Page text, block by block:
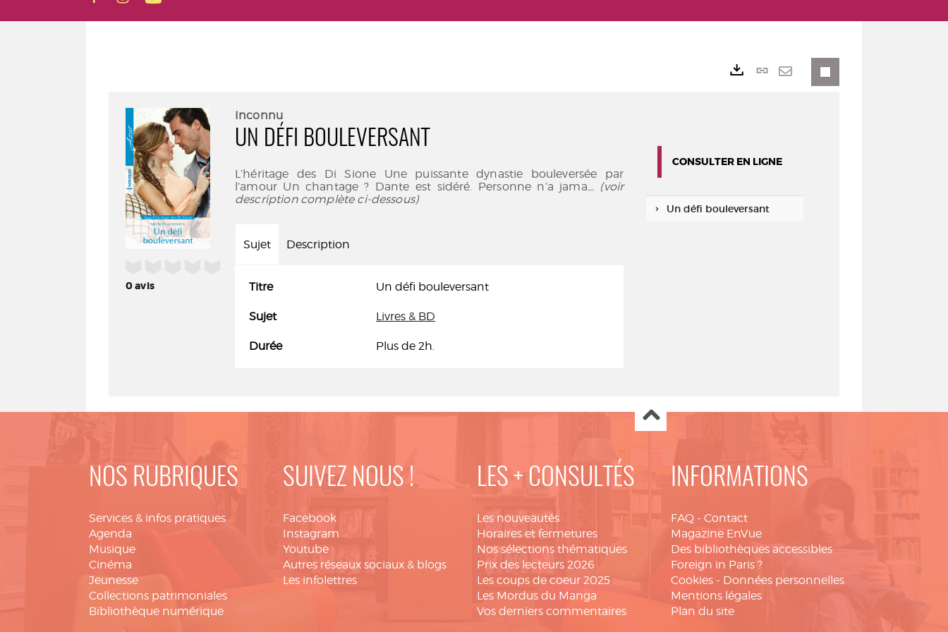
0avis
Inconnu
UN DÉFI BOULEVERSANT
L’héritage des Di Sione Une puissante dynastie bouleversée par
l’amour Un chantage ? Dante est sidéré. Personne n’a jama... (voir
description complète ci-dessous)
Sujet Description
Titre Un défi bouleversant
Sujet Livres & BD
Durée Plus de 2h.
Lien
CONSULTER EN LIGNE
Un défi bouleversant
NOS RUBRIQUES
Services & infos pratiques
Agenda
Musique
Cinéma
Jeunesse
Collections patrimoniales
Bibliothèque numérique
SUIVEZ NOUS !
Facebook
Instagram
Youtube
Autres réseaux sociaux & blogs
Les infolettres
LES + CONSULTÉS
Les nouveautés
Horaires et fermetures
Nos sélections thématiques
Prix des lecteurs 2026
Les coups de coeur 2025
Les Mordus du Manga
Vos derniers commentaires
INFORMATIONS
FAQ - Contact
Magazine EnVue
Des bibliothèques accessibles
Foreign in Paris ?
Cookies - Données personnelles
Mentions légales
Plan du site